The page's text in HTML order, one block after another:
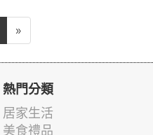
»
熱門分類
居家生活
美食禮品